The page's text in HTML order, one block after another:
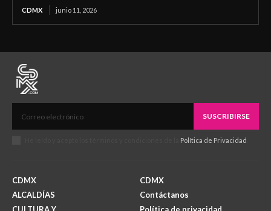
CDMX junio 11, 2026
SUSCRIBIRSE
Política de Privacidad
CDMX
ALCALDÍAS
CDMX
Contáctanos